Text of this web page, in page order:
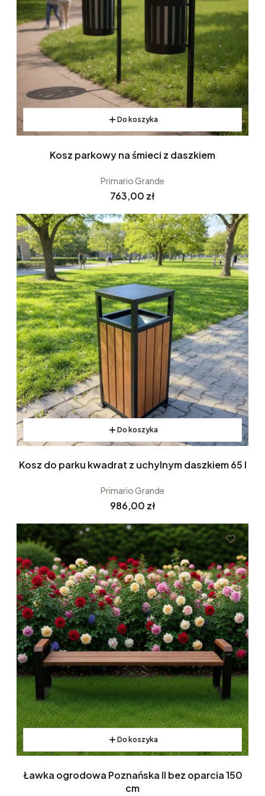
Do koszyka
Kosz parkowy na śmieci z daszkiem
Primario Grande
Cena
763,00 zł
Do koszyka
Kosz do parku kwadrat z uchylnym daszkiem 65 l
Primario Grande
Cena
986,00 zł
Do koszyka
Ławka ogrodowa Poznańska II bez oparcia 150
cm